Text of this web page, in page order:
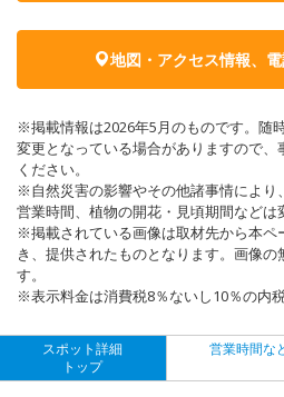
地図・アクセス情報、
※掲載情報は2026年5月のものです。随
変更となっている場合がありますので
ください。
※自然災害の影響やその他諸事情により
営業時間、植物の開花・見頃期間などは
※掲載されている画像は取材先から本ペ
き、提供されたものとなります。画像
す。
※表示料金は消費税8％ないし10％の内税
スポット詳細
トップ
営業時間な